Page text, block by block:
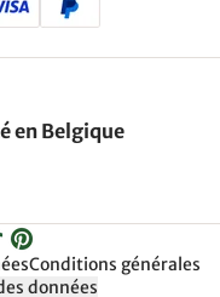
en Belgique
Conditions générales
données